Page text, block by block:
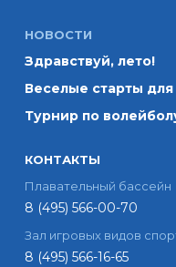
НОВОСТИ
Здравствуй, лето!
Веселые старты для
Турнир по
КОНТАКТЫ
Плавательный бассейн
8 (495) 566-00-70
Зал игровых видов
8 (495) 566-16-65